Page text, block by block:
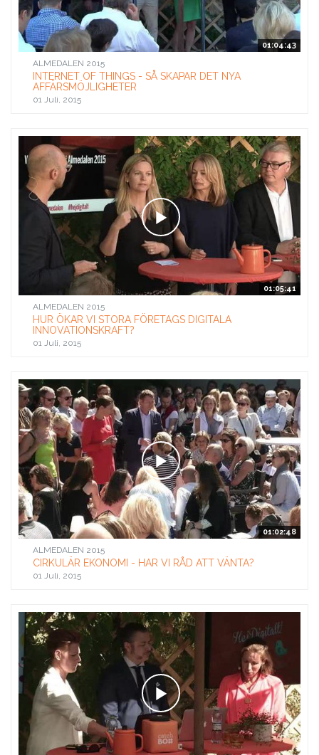
01:04:43
ALMEDALEN 2015
INTERNET OF THINGS - SÅ SKAPAR DET NYA
AFFÄRSMÖJLIGHETER
01 Juli, 2015
01:05:41
ALMEDALEN 2015
HUR ÖKAR VI STORA FÖRETAGS DIGITALA
INNOVATIONSKRAFT?
01 Juli, 2015
01:02:48
ALMEDALEN 2015
CIRKULÄR EKONOMI - HAR VI RÅD ATT VÄNTA?
01 Juli, 2015